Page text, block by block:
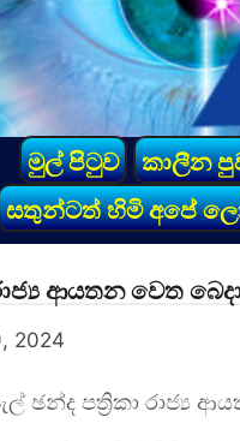
මුල් පිටුව කාලීන
සතුන්ටත් හිමි අපේ
ආයතන වෙත
2024
ඡන්ද පත්‍රිකා රාජ්‍ය